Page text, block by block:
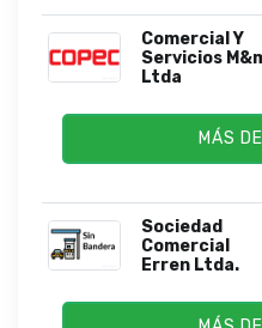
Comercial Y
Servicios
Ltda
MÁS
Sociedad
Comercial
Erren Ltda.